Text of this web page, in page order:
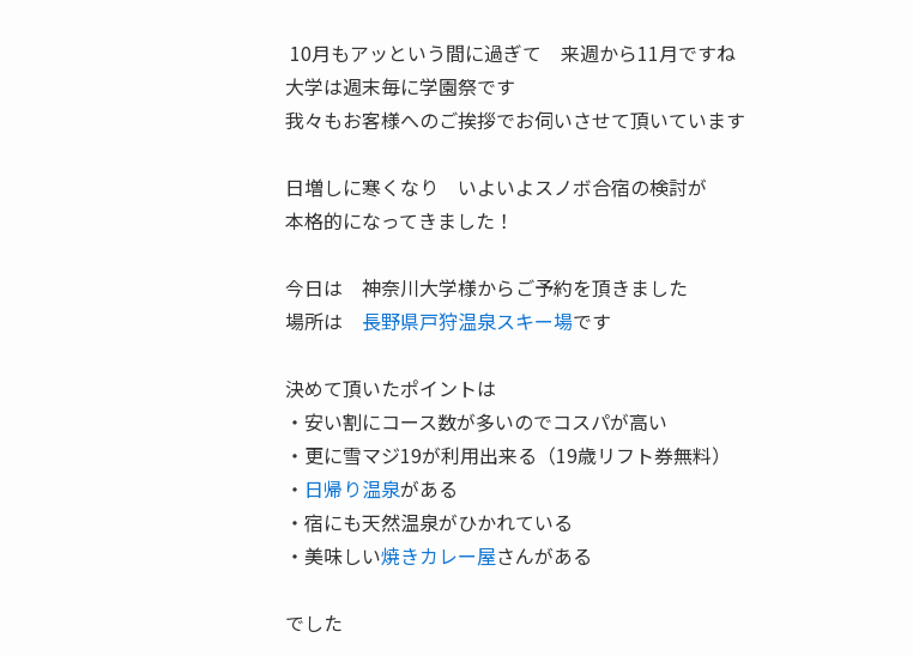
10月もアッという間に過ぎて 来週から11月ですね
大学は週末毎に学園祭です
我々もお客様へのご挨拶でお伺いさせて頂いています
日増しに寒くなり いよいよスノボ合宿の検討が
本格的になってきました！
今日は 神奈川大学様からご予約を頂きました
場所は 長野県戸狩温泉スキー場です
決めて頂いたポイントは
・安い割にコース数が多いのでコスパが高い
・更に雪マジ19が利用出来る（19歳リフト券無料）
・ 日帰り温泉がある
・宿にも天然温泉がひかれている
・美味しい焼きカレー屋さんがある
でした